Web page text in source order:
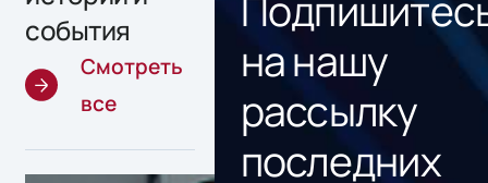
события
Смотреть
все
на нашу
рассылку
последних